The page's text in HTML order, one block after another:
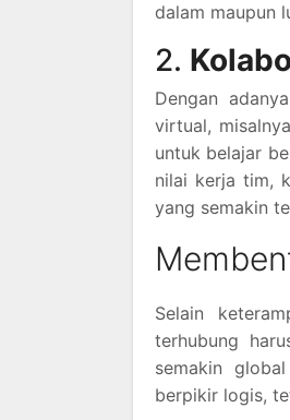
dalam maupun
2.
Dengan
virtual,
untuk belajar
nilai kerja tim,
yang semakin
Selain
terhubung
semakin
berpikir logis,